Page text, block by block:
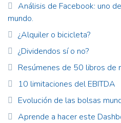
Análisis de Facebook: uno
mundo.
¿Alquiler o bicicleta?
¿Dividendos sí o no?
Resúmenes de 50 libros de
10 limitaciones del EBITDA
Evolución de las bolsas
Aprende a hacer este